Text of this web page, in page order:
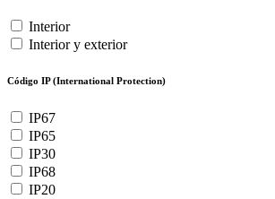
Interior
Interior y exterior
Código IP (International Protection)
IP67
IP65
IP30
IP68
IP20